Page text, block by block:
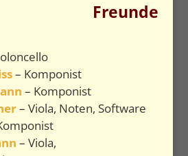
Freunde
– Komponist
– Komponist
– Viola, Noten, Software
– Viola,